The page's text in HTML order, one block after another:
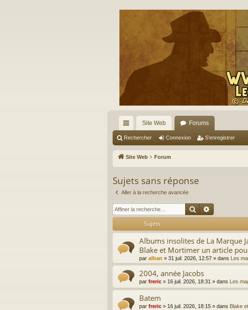
cc
ès
ra
pi
de
Site Web Forums
Rechercher Connexion S’enregistrer
Site Web Forum
Sujets sans réponse
Aller à la recherche avancée
Rechercher
Sujets
Albums insolites de La Marque
Blake et Mortimer un article
par alban » 31 juil. 2026, 12:57 » dans Les
2004, année Jacobs
par freric » 16 juil. 2026, 18:31 » dans Les
Batem
par freric » 16 juil. 2026, 18:15 » dans Blake